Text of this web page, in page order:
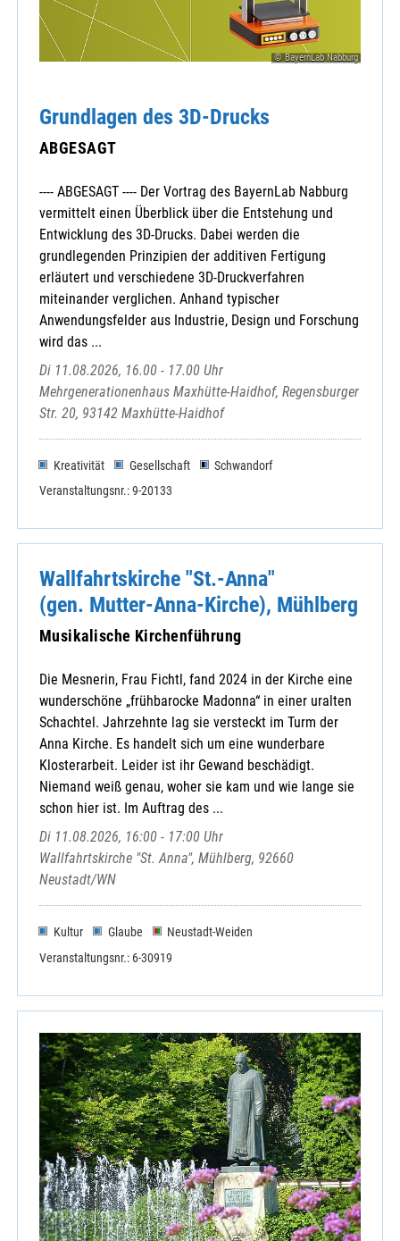
© BayernLab Nabburg
Grundlagen des 3D-Drucks
ABGESAGT
---- ABGESAGT ---- Der Vortrag des BayernLab Nabburg
vermittelt einen Überblick über die Entstehung und
Entwicklung des 3D-Drucks. Dabei werden die
grundlegenden Prinzipien der additiven Fertigung
erläutert und verschiedene 3D-Druckverfahren
miteinander verglichen. Anhand typischer
Anwendungsfelder aus Industrie, Design und Forschung
wird das ...
Di 11.08.2026, 16.00 - 17.00 Uhr
Mehrgenerationenhaus Maxhütte-Haidhof, Regensburger
Str. 20, 93142 Maxhütte-Haidhof
Kreativität Gesellschaft
Schwandorf
Veranstaltungsnr.: 9-20133
Wallfahrtskirche "St.-Anna"
(gen. Mutter-Anna-Kirche), Mühlberg
Musikalische Kirchenführung
Die Mesnerin, Frau Fichtl, fand 2024 in der Kirche eine
wunderschöne „frühbarocke Madonna“ in einer uralten
Schachtel. Jahrzehnte lag sie versteckt im Turm der
Anna Kirche. Es handelt sich um eine wunderbare
Klosterarbeit. Leider ist ihr Gewand beschädigt.
Niemand weiß genau, woher sie kam und wie lange sie
schon hier ist. Im Auftrag des ...
Di 11.08.2026, 16:00 - 17:00 Uhr
Wallfahrtskirche "St. Anna", Mühlberg, 92660
Neustadt/WN
Kultur Glaube
Neustadt-Weiden
Veranstaltungsnr.: 6-30919